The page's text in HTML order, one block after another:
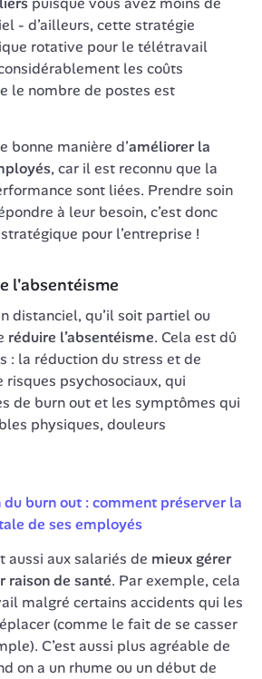
- d’ailleurs, cette stratégie
rotative pour le télétravail
les coûts
le nombre de postes est
bonne manière d’améliorer la
, car il est reconnu que la
sont liées. Prendre soin
à leur besoin, c’est donc
pour l’entreprise !
l'absentéisme
distanciel, qu’il soit partiel ou
réduire l’absentéisme. Cela est dû
: la réduction du stress et de
psychosociaux, qui
de burn out et les symptômes qui
physiques, douleurs
du burn out : comment préserver la
de ses employés
aussi aux salariés de mieux gérer
raison de santé. Par exemple, cela
malgré certains accidents qui les
(comme le fait de se casser
C’est aussi plus agréable de
on a un rhume ou un début de